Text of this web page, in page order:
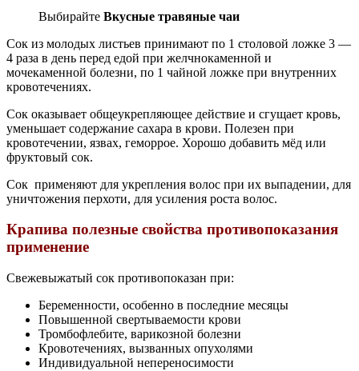
Выбирайте Вкусные травяные чаи
Сок из молодых листьев принимают по 1 столовой ложке 3 —
4 раза в день перед едой при желчнокаменной и
мочекаменной болезни, по 1 чайной ложке при внутренних
кровотечениях.
Сок оказывает общеукрепляющее действие и сгущает кровь,
уменьшает содержание сахара в крови. Полезен при
кровотечении, язвах, геморрое. Хорошо добавить мёд или
фруктовый сок.
Сок применяют для укрепления волос при их выпадении, для
уничтожения перхоти, для усиления роста волос.
Крапива полезные свойства противопоказания
применение
Свежевыжатый сок противопоказан при:
Беременности, особенно в последние месяцы
Повышенной свертываемости крови
Тромбофлебите, варикозной болезни
Кровотечениях, вызванных опухолями
Индивидуальной непереносимости